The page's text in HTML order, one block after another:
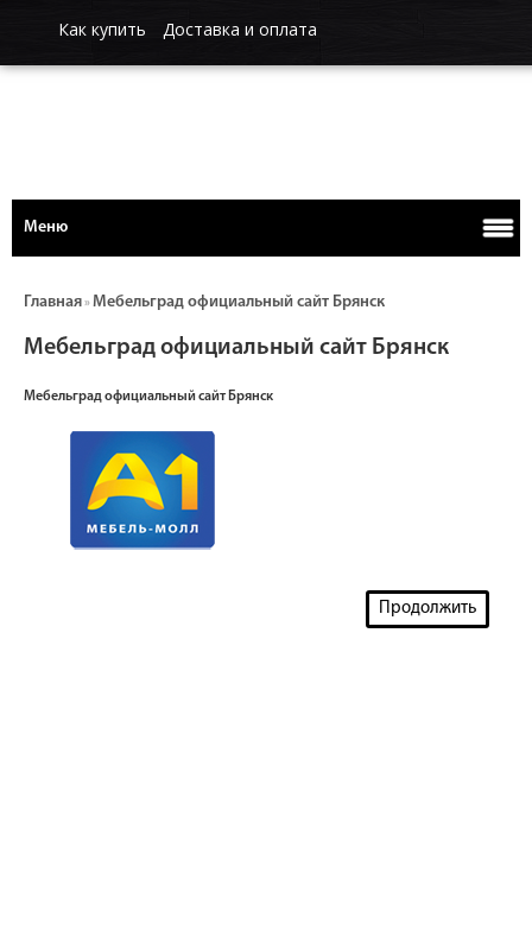
Как купить Доставка и оплата
Меню
Главная»Мебельград официальный сайт Брянск
Мебельград официальный сайт Брянск
Мебельград официальный сайт Брянск
Продолжить